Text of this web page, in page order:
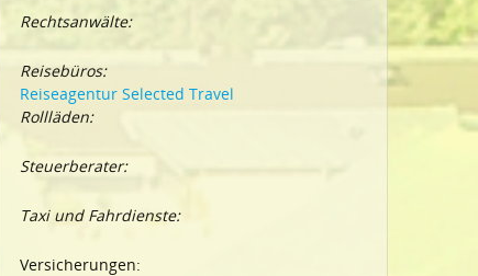
Rechtsanwälte:
Reisebüros:
Reiseagentur Selected Travel
Rollläden:
Steuerberater:
Taxi und Fahrdienste:
Versicherungen: